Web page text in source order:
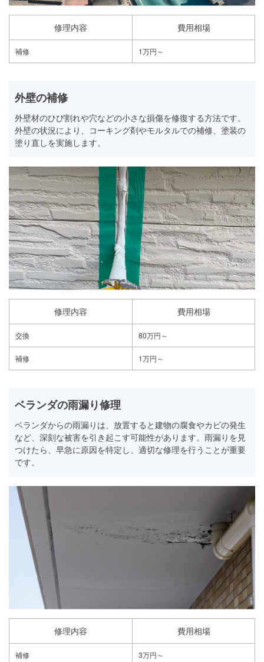
修理内容 費用相場
補修 1万円～
外壁の補修
外壁材のひび割れや穴などの小さな損傷を修復する方法です。
外壁の状況により、コーキング剤やモルタルでの補修、塗装の
塗り直しを実施します。
修理内容 費用相場
交換 80万円～
補修 1万円～
ベランダの雨漏り修理
ベランダからの雨漏りは、放置すると建物の腐食やカビの発生
など、深刻な被害を引き起こす可能性があります。雨漏りを見
つけたら、早急に原因を特定し、適切な修理を行うことが重要
です。
修理内容 費用相場
補修 3万円～